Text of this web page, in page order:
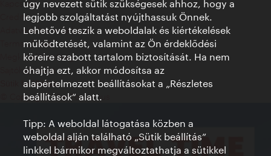
Kapcsolat
Credits
Adatvédelmi nyilatkozat
Terms of Use
Megközelíthetőség
Sajtókapcsolat
Sütik beállítása
© Copyright WienTourismus
úgy nevezett sütik szükségesek ahhoz, hogy a
legjobb szolgáltatást nyújthassuk Önnek.
Lehetővé teszik a weboldalak és kiértékelések
működtetését, valamint az Ön érdeklődési
köreire szabott tartalom biztosítását. Ha nem
óhajtja ezt, akkor módosítsa az
alapértelmezett beállításokat a „Részletes
beállítások“ alatt.
Tipp: A weboldal látogatása közben a
weboldal alján található „Sütik beállítás”
linkkel bármikor megváltoztathatja a sütikkel